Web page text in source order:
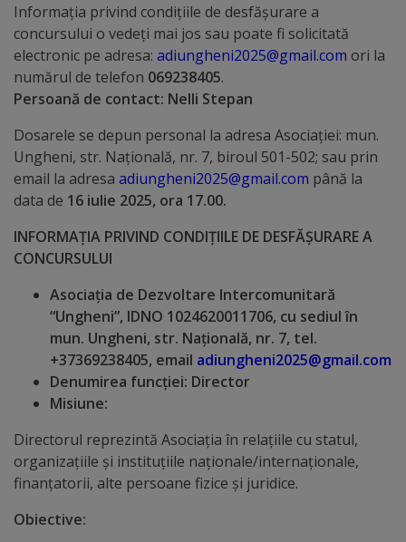
Cetățeni
de
onoare
Deținători
ai
titlului
„Merite
pentru
Ungheni”
Diplome
de
Excelență
Ungheniul
turistic
Informaţia privind condiţiile de desfăşurare a
concursului o vedeți mai jos sau poate fi solicitată
electronic pe adresa: adiungheni2025@gmail.com ori la
numărul de telefon 069238405.
Persoană de contact: Nelli Stepan
Dosarele se depun personal la adresa Asociației: mun.
Ungheni, str. Națională, nr. 7, biroul 501-502; sau prin
email la adresa adiungheni2025@gmail.com până la
data de 16 iulie 2025, ora 17.00.
INFORMAȚIA PRIVIND CONDIȚIILE DE DESFĂȘURARE A
CONCURSULUI
Asociația de Dezvoltare Intercomunitară
“Ungheni”, IDNO 1024620011706, cu sediul în
mun. Ungheni, str. Națională, nr. 7, tel.
+37369238405, email adiungheni2025@gmail.com
Denumirea funcţiei: Director
Misiune:
Directorul reprezintă Asociația în relațiile cu statul,
organizațiile și instituțiile naționale/internaționale,
finanțatorii, alte persoane fizice și juridice.
Obiective: